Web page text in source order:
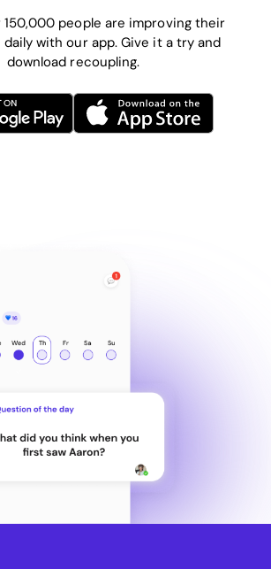
150,000 people are improving their
with our app. Give it a try and
download recoupling.